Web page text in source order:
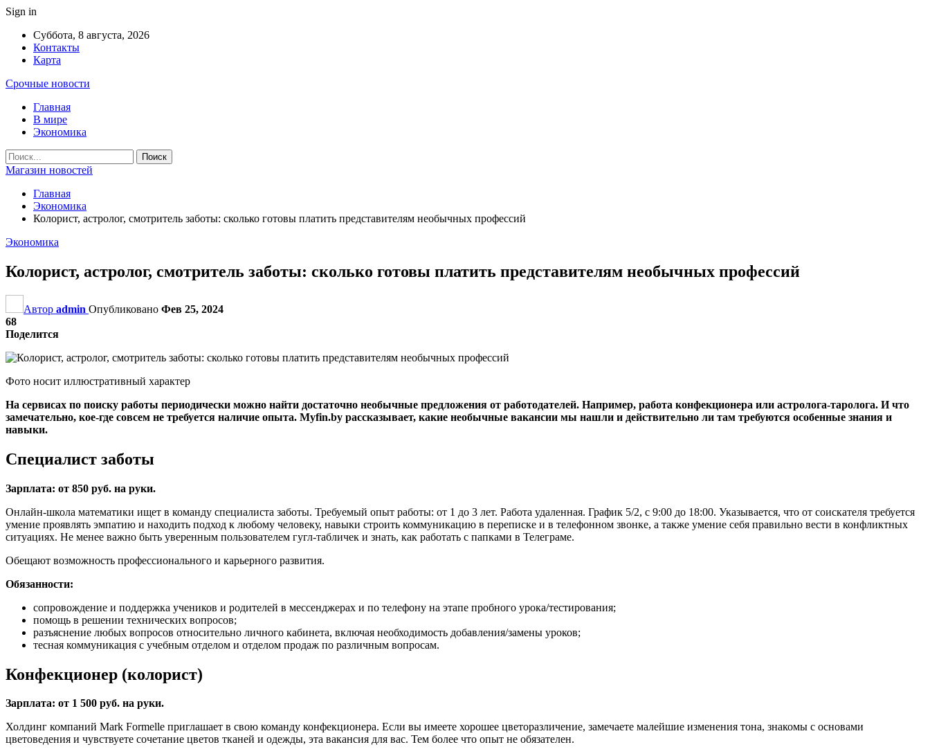
Sign in
Суббота, 8 августа, 2026
Контакты
Карта
Срочные новости
Главная
В мире
Экономика
Магазин новостей
Главная
Экономика
Колорист, астролог, смотритель заботы: сколько готовы платить представителям необычных профессий
Экономика
Колорист, астролог, смотритель заботы: сколько готовы платить представителям необычных профессий
Автор admin Опубликовано Фев 25, 2024
68
Поделится
Фото носит иллюстративный характер
На сервисах по поиску работы периодически можно найти достаточно необычные предложения от работодателей. Например, работа конфекционера или астролога-таролога. И что
замечательно, кое-где совсем не требуется наличие опыта. Myfin.by рассказывает, какие необычные вакансии мы нашли и действительно ли там требуются особенные знания и
навыки.
Специалист заботы
Зарплата: от 850 руб. на руки.
Онлайн-школа математики ищет в команду специалиста заботы. Требуемый опыт работы: от 1 до 3 лет. Работа удаленная. График 5/2, с 9:00 до 18:00. Указывается, что от соискателя требуется
умение проявлять эмпатию и находить подход к любому человеку, навыки строить коммуникацию в переписке и в телефонном звонке, а также умение себя правильно вести в конфликтных
ситуациях. Не менее важно быть уверенным пользователем гугл-табличек и знать, как работать с папками в Телеграме.
Обещают возможность профессионального и карьерного развития.
Обязанности:
сопровождение и поддержка учеников и родителей в мессенджерах и по телефону на этапе пробного урока/тестирования;
помощь в решении технических вопросов;
разъяснение любых вопросов относительно личного кабинета, включая необходимость добавления/замены уроков;
тесная коммуникация с учебным отделом и отделом продаж по различным вопросам.
Конфекционер (колорист)
Зарплата: от 1 500 руб. на руки.
Холдинг компаний Mark Formelle приглашает в свою команду конфекционера. Если вы имеете хорошее цветоразличение, замечаете малейшие изменения тона, знакомы с основами
цветоведения и чувствуете сочетание цветов тканей и одежды, эта вакансия для вас. Тем более что опыт не обязателен.